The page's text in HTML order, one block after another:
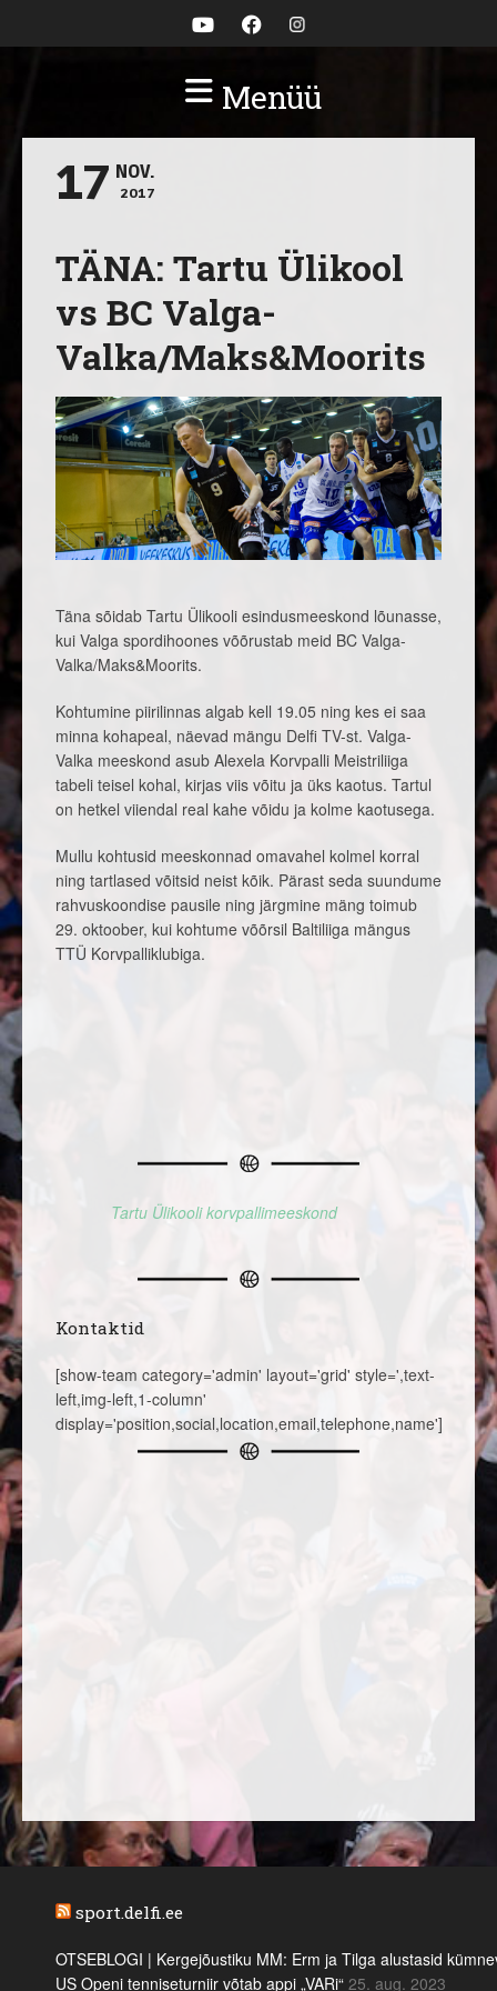
Menüü
17 NOV.
2017
TÄNA: Tartu Ülikool
vs BC Valga-
Valka/Maks&Moorits
Täna sõidab Tartu Ülikooli esindusmeeskond lõunasse,
kui Valga spordihoones võõrustab meid BC Valga-
Valka/Maks&Moorits.
Kohtumine piirilinnas algab kell 19.05 ning kes ei saa
minna kohapeal, näevad mängu Delfi TV-st. Valga-
Valka meeskond asub Alexela Korvpalli Meistriliiga
tabeli teisel kohal, kirjas viis võitu ja üks kaotus. Tartul
on hetkel viiendal real kahe võidu ja kolme kaotusega.
Mullu kohtusid meeskonnad omavahel kolmel korral
ning tartlased võitsid neist kõik. Pärast seda suundume
rahvuskoondise pausile ning järgmine mäng toimub
29. oktoober, kui kohtume võõrsil Baltiliiga mängus
TTÜ Korvpalliklubiga.
Tartu Ülikooli korvpallimeeskond
Kontaktid
[show-team category='admin' layout='grid' style=',text-
left,img-left,1-column'
display='position,social,location,email,telephone,name']
sport.delfi.ee
OTSEBLOGI | Kergejõustiku MM: Erm ja Tilga alustasid
US Openi tenniseturniir võtab appi „VARi“ 25. aug. 2023